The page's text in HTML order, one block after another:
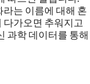
는 이름에 대해 혼
다가오면 추워지고
과학 데이터를 통해